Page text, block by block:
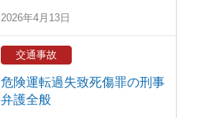
2026年4月13日
交通事故
危険運転過失致死傷罪の刑事
弁護全般